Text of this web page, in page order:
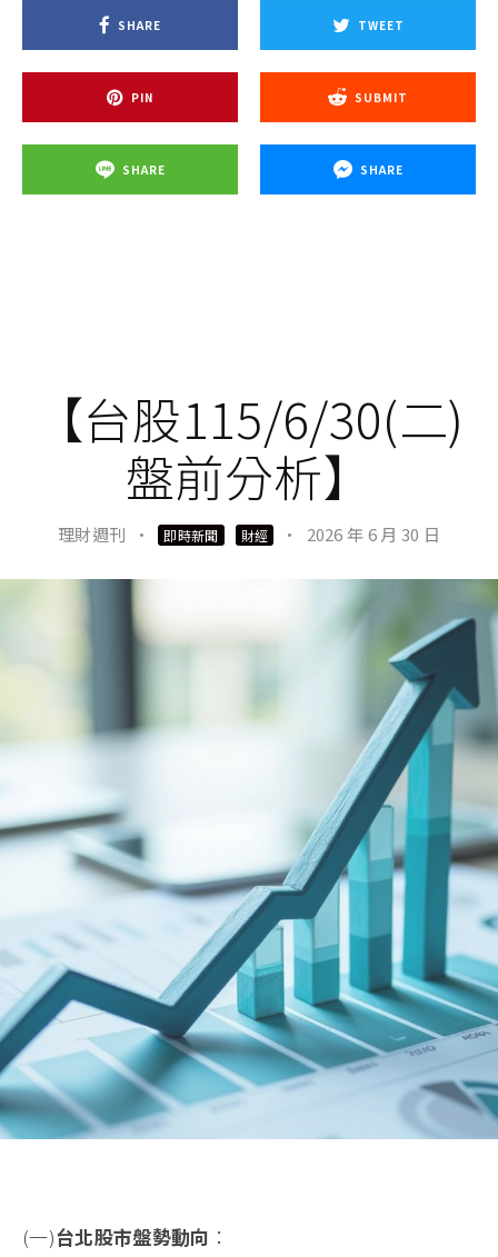
連續5日與3日買超，買超量分別為2655張及2006張。
算，股價已重新站上所有均線之上，且自5日線至月
線乖離率在1.8%至2.72%的偏低區間內，目前股價處
於低檔位檔，於股價拉回時都是逢低佈局的買點，且
分批買進，後續有機會搭上台積電法說會行情。
SHARE
【台股115/6/30(二)
盤前分析】
理財週刊 · 即時新聞 財經 · 2026 年 6 月 30 日